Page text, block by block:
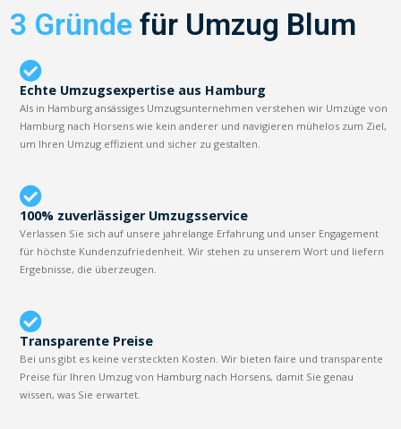
3 Gründe für Umzug Blum
Echte Umzugsexpertise aus Hamburg
Als in Hamburg ansässiges Umzugsunternehmen verstehen wir Umzüge von
Hamburg nach Horsens wie kein anderer und navigieren mühelos zum Ziel,
um Ihren Umzug effizient und sicher zu gestalten.
100% zuverlässiger Umzugsservice
Verlassen Sie sich auf unsere jahrelange Erfahrung und unser Engagement
für höchste Kundenzufriedenheit. Wir stehen zu unserem Wort und liefern
Ergebnisse, die überzeugen.
Transparente Preise
Bei uns gibt es keine versteckten Kosten. Wir bieten faire und transparente
Preise für Ihren Umzug von Hamburg nach Horsens, damit Sie genau
wissen, was Sie erwartet.